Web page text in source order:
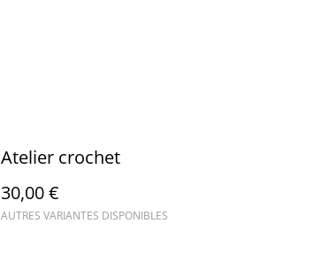
Atelier crochet
30,00 €
AUTRES VARIANTES DISPONIBLES